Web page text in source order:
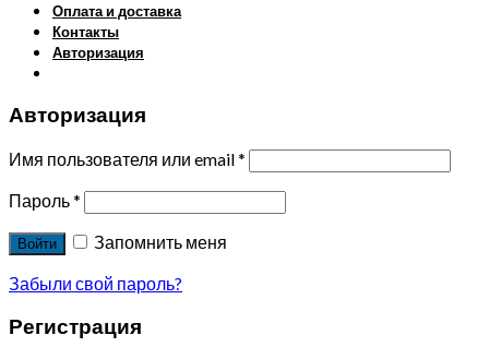
Оплата и доставка
Контакты
Авторизация
Авторизация
Имя пользователя или email*
Пароль*
Войти
Запомнить меня
Забыли свой пароль?
Регистрация